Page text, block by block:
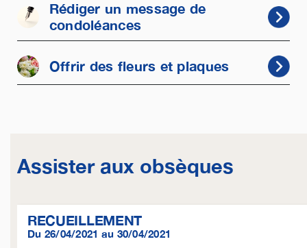
Rédiger un message de
condoléances
Offrir des fleurs et plaques
Assister aux obsèques
RECUEILLEMENT
Du 26/04/2021 au 30/04/2021